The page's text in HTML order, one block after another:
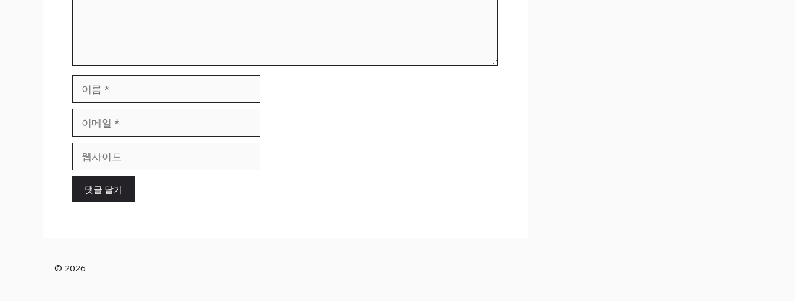
일
이
© 2026